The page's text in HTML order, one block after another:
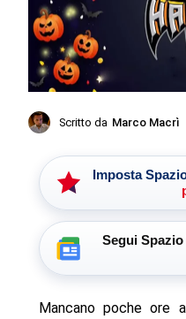
Scritto da Marco Macrì
Imposta
Segui
Mancano poche ore